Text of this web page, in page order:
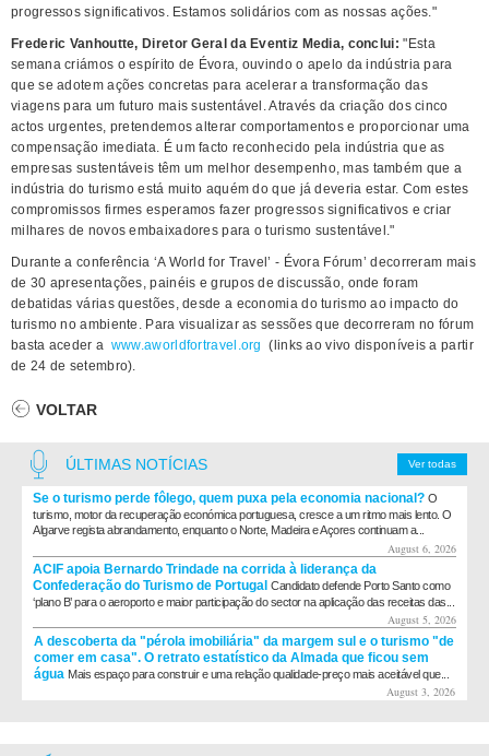
progressos significativos. Estamos solidários com as nossas ações."
Frederic Vanhoutte, Diretor Geral da Eventiz Media, conclui: "Esta
semana criámos o espírito de Évora, ouvindo o apelo da indústria para
que se adotem ações concretas para acelerar a transformação das
viagens para um futuro mais sustentável. Através da criação dos cinco
actos urgentes, pretendemos alterar comportamentos e proporcionar uma
compensação imediata. É um facto reconhecido pela indústria que as
empresas sustentáveis têm um melhor desempenho, mas também que a
indústria do turismo está muito aquém do que já deveria estar. Com estes
compromissos firmes esperamos fazer progressos significativos e criar
milhares de novos embaixadores para o turismo sustentável."
Durante a conferência ‘A World for Travel’ - Évora Fórum’ decorreram mais
de 30 apresentações, painéis e grupos de discussão, onde foram
debatidas várias questões, desde a economia do turismo ao impacto do
turismo no ambiente. Para visualizar as sessões que decorreram no fórum
basta aceder a www.aworldfortravel.org (links ao vivo disponíveis a partir
de 24 de setembro).
VOLTAR
Ver todas
ÚLTIMAS NOTÍCIAS
Se o turismo perde fôlego, quem puxa pela economia nacional? O
turismo, motor da recuperação económica portuguesa, cresce a um ritmo mais lento. O
Algarve regista abrandamento, enquanto o Norte, Madeira e Açores continuam a...
August 6, 2026
ACIF apoia Bernardo Trindade na corrida à liderança da
Confederação do Turismo de Portugal Candidato defende Porto Santo como
‘plano B’ para o aeroporto e maior participação do sector na aplicação das receitas das...
August 5, 2026
A descoberta da "pérola imobiliária" da margem sul e o turismo "de
comer em casa". O retrato estatístico da Almada que ficou sem
água Mais espaço para construir e uma relação qualidade-preço mais aceitável que...
August 3, 2026